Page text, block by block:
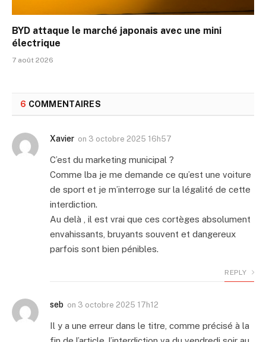
BYD attaque le marché japonais avec une mini
électrique
7 août 2026
6 COMMENTAIRES
Xavier on 3 octobre 2025 16h57
C’est du marketing municipal ?
Comme lba je me demande ce qu’est une voiture
de sport et je m’interroge sur la légalité de cette
interdiction.
Au delà , il est vrai que ces cortèges absolument
envahissants, bruyants souvent et dangereux
parfois sont bien pénibles.
REPLY
seb on 3 octobre 2025 17h12
Il y a une erreur dans le titre, comme précisé à la